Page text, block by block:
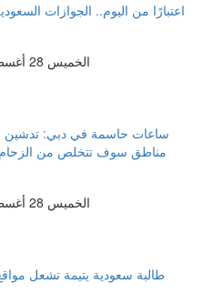
اعتبارًا من اليوم.. الجوازات
الخميس 28 أغسطس 2025 07:15 صباحاً
الخميس 28 أغسطس 2025 02:22 صباحاً
طالبة سعودية يتيمة تشعل